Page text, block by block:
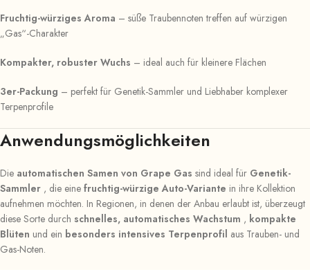
Fruchtig-würziges Aroma – süße Traubennoten treffen auf würzigen
„Gas“-Charakter
Kompakter, robuster Wuchs – ideal auch für kleinere Flächen
3er-Packung – perfekt für Genetik-Sammler und Liebhaber komplexer
Terpenprofile
Anwendungsmöglichkeiten
Die automatischen Samen von Grape Gas sind ideal für Genetik-
Sammler , die eine fruchtig-würzige Auto-Variante in ihre Kollektion
aufnehmen möchten. In Regionen, in denen der Anbau erlaubt ist, überzeugt
diese Sorte durch schnelles, automatisches Wachstum , kompakte
Blüten und ein besonders intensives Terpenprofil aus Trauben- und
Gas-Noten.